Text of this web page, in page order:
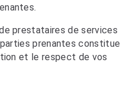
prestataires de services
prenantes constitue
et le respect de vos